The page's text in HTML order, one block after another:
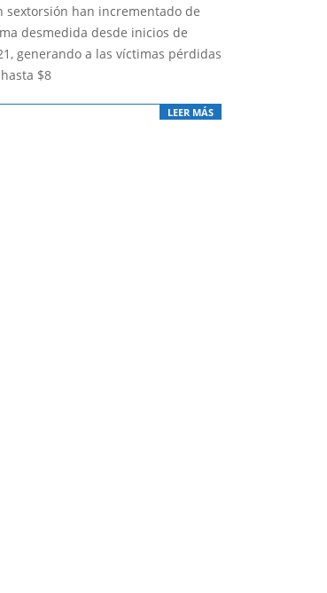
sextorsión han incrementado de
desmedida desde inicios de
generando a las víctimas pérdidas
$8
LEER MÁS